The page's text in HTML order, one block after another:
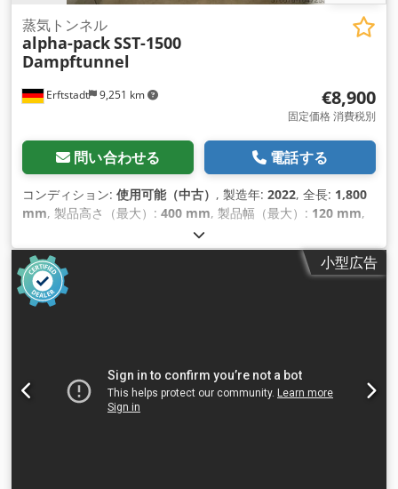
Erftstadt 9,251 km
蒸気トンネル
alpha-packSST-1500
Dampftunnel
€8,900
固定価格 消費税別
問い合わせる 電話する
コンディション: 使用可能（中古） , 製造年: 2022, 全長: 1,800
mm, 製品高さ（最大）: 400 mm, 製品幅（最大）: 120 mm,
, SHOWROOM マシンの場合、宣伝されていた
マシンは配送されず、テスト目的でのみ実行されました。写真
では、テストのために蒸気トンネルがオンになっ ています。
Credpfx Ast A Ar Esahef アルファパック SST-1500 蒸気トン
ネル 技術的な詳細: -低圧蒸気ドラムによる均一な蒸気分配 -高
ル、ガラス瓶、缶など）の熱収縮フィルムスリーブを収縮させ
るのに特に適しています 。当社の蒸気トンネルは使いやすく、
電気ヒーターをベースとした従来の収縮トンネルに代わるコス
小型広告